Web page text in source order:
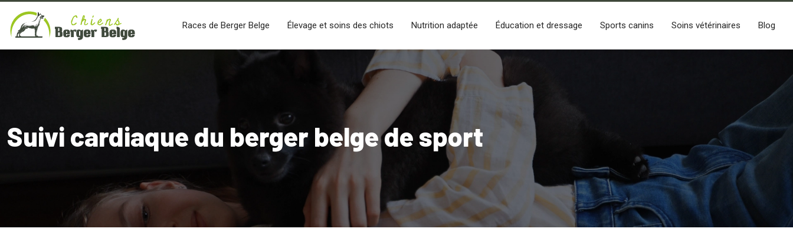
Races de Berger Belge Élevage et soins des chiots Nutrition adaptée Éducation et dressage Sports canins Soins vétérinaires Blog
Suivi cardiaque du berger belge de sport